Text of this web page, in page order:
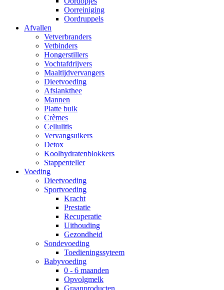
Oorreiniging
Oordruppels
Afvallen
Vetverbranders
Vetbinders
Hongerstillers
Vochtafdrijvers
Maaltijdvervangers
Dieetvoeding
Afslankthee
Mannen
Platte buik
Crèmes
Cellulitis
Vervangsuikers
Detox
Koolhydratenblokkers
Stappenteller
Voeding
Dieetvoeding
Sportvoeding
Kracht
Prestatie
Recuperatie
Uithouding
Gezondheid
Sondevoeding
Toedieningssyteem
Babyvoeding
0 - 6 maanden
Opvolgmelk
Graanproducten